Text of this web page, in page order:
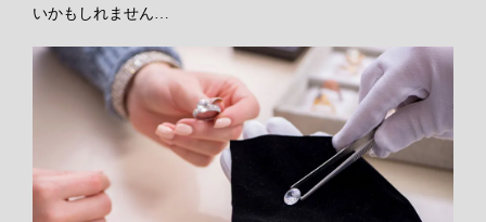
いかもしれません…